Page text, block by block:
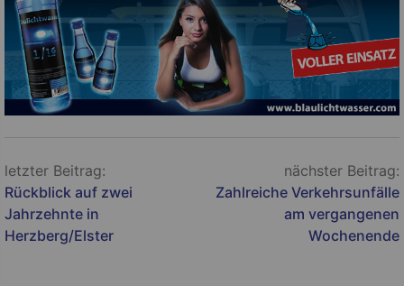
Beitragsnavigation
letzter Beitrag:
Rückblick auf zwei
Jahrzehnte in
Herzberg/Elster
nächster Beitrag:
Zahlreiche Verkehrsunfälle
am vergangenen
Wochenende